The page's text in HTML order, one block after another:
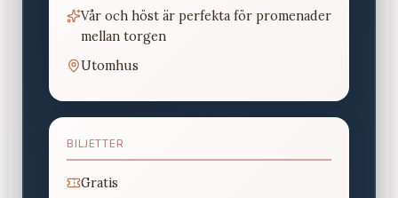
Vår och höst är perfekta för promenader
mellan torgen
Utomhus
BILJETTER
Gratis